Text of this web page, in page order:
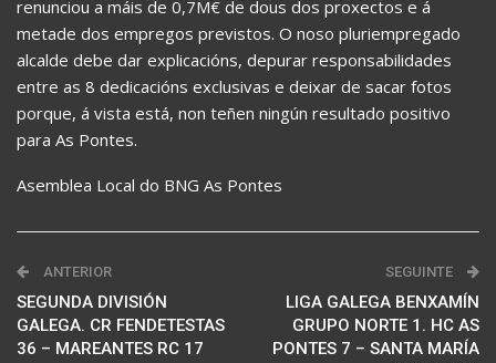
renunciou a máis de 0,7M€ de dous dos proxectos e á
metade dos empregos previstos. O noso pluriempregado
alcalde debe dar explicacións, depurar responsabilidades
entre as 8 dedicacións exclusivas e deixar de sacar fotos
porque, á vista está, non teñen ningún resultado positivo
para As Pontes.
Asemblea Local do BNG As Pontes
ANTERIOR
SEGUNDA DIVISIÓN
GALEGA. CR FENDETESTAS
36 – MAREANTES RC 17
SEGUINTE
LIGA GALEGA BENXAMÍN
GRUPO NORTE 1. HC AS
PONTES 7 – SANTA MARÍA